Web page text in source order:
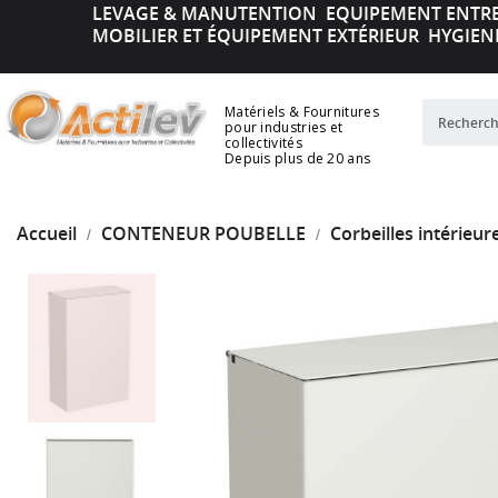
LEVAGE & MANUTENTION EQUIPEMENT
MOBILIER ET ÉQUIPEMENT EXTÉRIEUR
Matériels & Fournitures
pour industries et
collectivités
Depuis plus de 20 ans
Accueil CONTENEUR POUBELLE Corbeilles